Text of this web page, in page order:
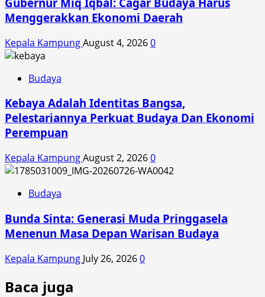
Menggerakkan Ekonomi Daerah
Kepala KampungAugust 4, 20260
Budaya
Kebaya Adalah Identitas Bangsa,
Pelestariannya Perkuat Budaya Dan Ekonomi
Perempuan
Kepala KampungAugust 2, 20260
Budaya
Bunda Sinta: Generasi Muda Pringgasela
Menenun Masa Depan Warisan Budaya
Kepala Kampung July 26, 20260
Baca juga